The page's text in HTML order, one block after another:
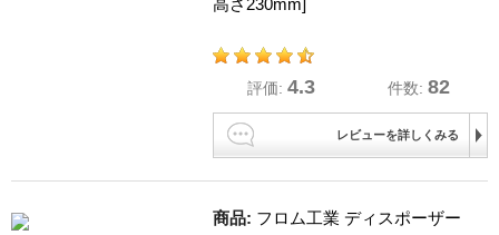
評価:4.3 件数:82
レビューを詳しくみる
商品: フロム工業 ディスポーザー